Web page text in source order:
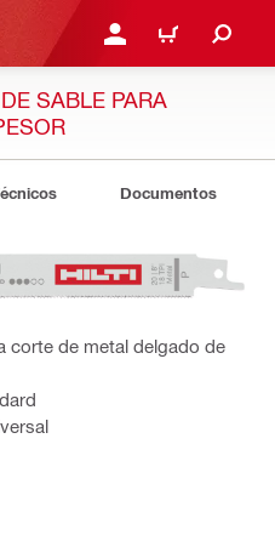
INICIE SESIÓN O
CARRITO
SABLE PARA
Documentos
corte de metal delgado de